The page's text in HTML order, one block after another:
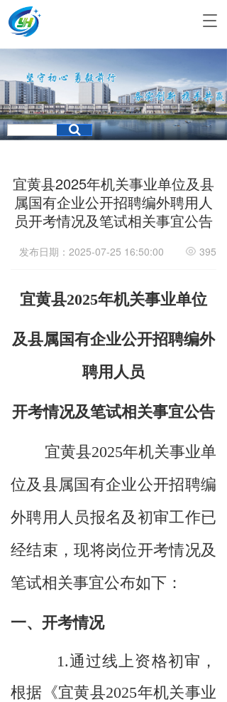
T
g
l
e
n
a
v
a
t
i
o
宜黄县2025年机关事业单位及县
属国有企业公开招聘编外聘用人
员开考情况及笔试相关事宜公告
发布日期：2025-07-25 16:50:00 395
宜黄县2025年机关事业单位
及县属国有企业公开招聘编外
聘用人员
开考情况及笔试相关事宜公告
宜黄县2025年机关事业单
位及县属国有企业公开招聘编
外聘用人员报名及初审工作已
经结束，现将岗位开考情况及
笔试相关事宜公布如下：
一、开考情况
1.通过线上资格初审，
根据《宜黄县2025年机关事业